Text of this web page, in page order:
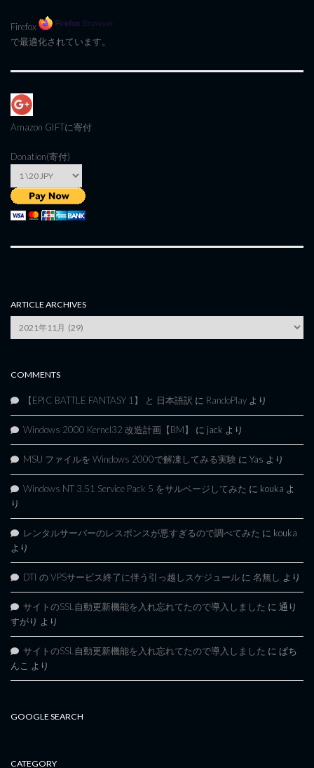
Firefox
で最適化されています。
Amazon GIFTに寄付
Donation(寄付)
ARTICLE ARCHIVES
Archives
COMMENTS
【EPIC BATTLE FANTASY 1】 と 日本語訳 に RandoPlay より
Windows 2000 Kernel32 改造計画【BM】 に jack より
MSU ファイルを Windows 2000で解凍してみる実験 に Yas より
Windows NT 3.51 Service Pack 5 をサルベージしてみた に kouka よ
り
レンタルサーバーのレスポンスが悪すぎるので調べてみた に kouka
より
DTI の VPSサービス終了に伴う引っ越しスケジュール に 名無し より
サイトのSSL自動更新機能を入れ忘れてたので導入しました に 通り
すがり より
サイトのSSL自動更新機能を入れ忘れてたので導入しました に ぱち
んこ より
GOOGLE SEARCH
CATEGORY